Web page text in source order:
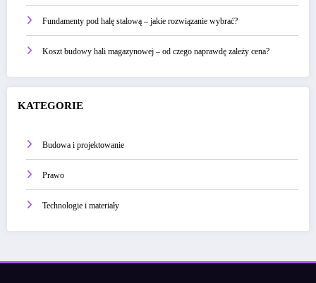
Fundamenty pod halę stalową – jakie rozwiązanie wybrać?
Koszt budowy hali magazynowej – od czego naprawdę zależy cena?
KATEGORIE
Budowa i projektowanie
Prawo
Technologie i materiały